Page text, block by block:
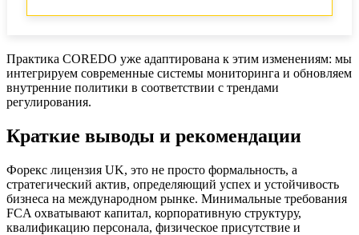
Практика COREDO уже адаптирована к этим изменениям: мы
интегрируем современные системы мониторинга и обновляем
внутренние политики в соответствии с трендами
регулирования.
Краткие выводы и рекомендации
Форекс лицензия UK, это не просто формальность, а
стратегический актив, определяющий успех и устойчивость
бизнеса на международном рынке. Минимальные требования
FCA охватывают капитал, корпоративную структуру,
квалификацию персонала, физическое присутствие и